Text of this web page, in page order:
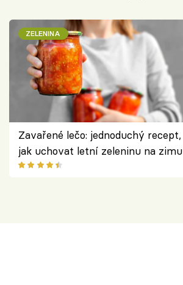
ZELENINA
Zavařené lečo: jednoduchý recept,
jak uchovat letní zeleninu na zimu